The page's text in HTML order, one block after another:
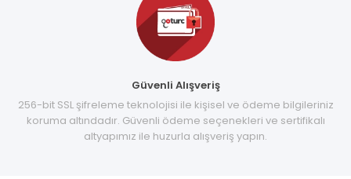
Güvenli Alışveriş
256-bit SSL şifreleme teknolojisi ile kişisel ve ödeme bilgileriniz
koruma altındadır. Güvenli ödeme seçenekleri ve sertifikalı
altyapımız ile huzurla alışveriş yapın.